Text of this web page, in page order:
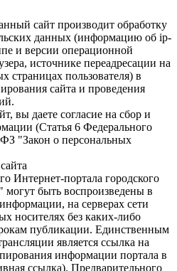
сайт производит обработку
данных (информацию об ip-
и версии операционной
источнике переадресации на
страницах пользователя) в
сайта и проведения
вы даете согласие на сбор и
(Статья 6 Федерального
"Закон о персональных
Интернет-портала городского
могут быть воспроизведены в
на серверах сети
носителях без каких-либо
публикации. Единственным
является ссылка на
информации портала в
ссылка). Предварительного